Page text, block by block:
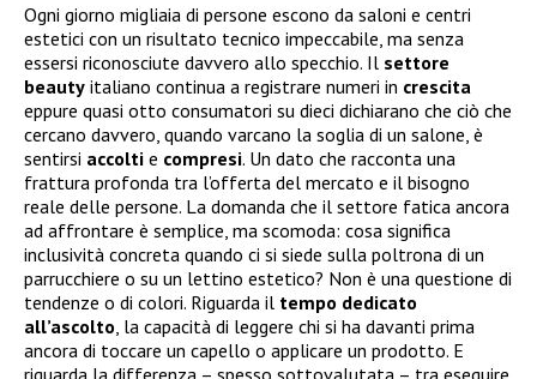
Ogni giorno migliaia di persone escono da saloni e centri
estetici con un risultato tecnico impeccabile, ma senza
essersi riconosciute davvero allo specchio. Il settore
beauty italiano continua a registrare numeri in crescita
eppure quasi otto consumatori su dieci dichiarano che ciò che
cercano davvero, quando varcano la soglia di un salone, è
sentirsi accolti e compresi. Un dato che racconta una
frattura profonda tra l’offerta del mercato e il bisogno
reale delle persone. La domanda che il settore fatica ancora
ad affrontare è semplice, ma scomoda: cosa significa
inclusività concreta quando ci si siede sulla poltrona di un
parrucchiere o su un lettino estetico? Non è una questione di
tendenze o di colori. Riguarda il tempo dedicato
all’ascolto , la capacità di leggere chi si ha davanti prima
ancora di toccare un capello o applicare un prodotto. E
riguarda la differenza – spesso sottovalutata – tra eseguire